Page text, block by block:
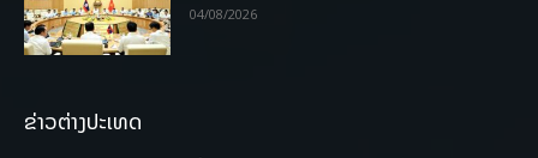
04/08/2026
ຂ່າວຕ່າງປະເທດ